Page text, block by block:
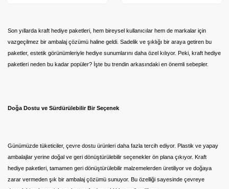
Son yıllarda kraft hediye paketleri, hem bireysel kullanıcılar hem de markalar için
vazgeçilmez bir ambalaj çözümü haline geldi. Sadelik ve şıklığı bir araya getiren bu
paketler, estetik görünümleriyle hediye sunumlarını daha özel kılıyor. Peki, kraft hediye
paketleri neden bu kadar popüler? İşte bu trendin arkasındaki en önemli sebepler.
Doğa Dostu ve Sürdürülebilir Bir Seçenek
Günümüzde tüketiciler, çevre dostu ürünleri daha fazla tercih ediyor. Plastik ve yapay
ambalajlar yerine doğal ve geri dönüştürülebilir seçenekler ön plana çıkıyor. Kraft
hediye paketleri, tamamen geri dönüştürülebilir malzemelerden üretiliyor ve doğaya
zarar vermeden şık bir ambalaj çözümü sunuyor. Bu özelliği sayesinde çevreye